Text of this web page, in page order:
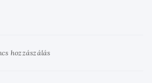
hozzászálás